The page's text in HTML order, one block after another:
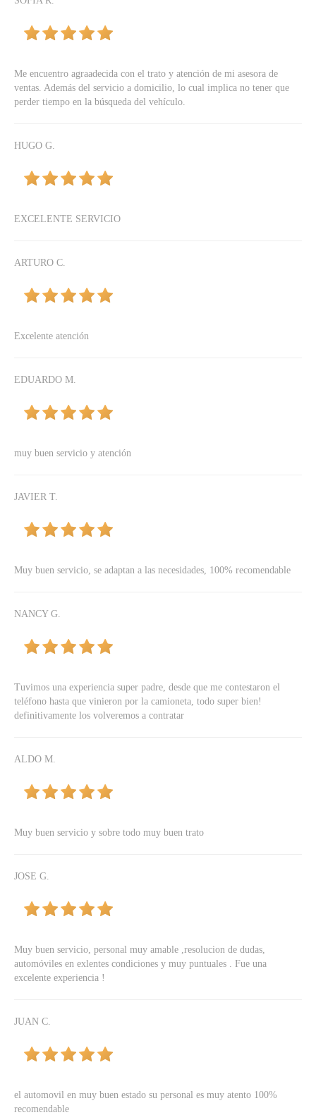
Me encuentro agraadecida con el trato y atención de mi asesora de
ventas. Además del servicio a domicilio, lo cual implica no tener que
perder tiempo en la búsqueda del vehículo.
HUGO G.
EXCELENTE SERVICIO
ARTURO C.
Excelente atención
EDUARDO M.
muy buen servicio y atención
JAVIER T.
Muy buen servicio, se adaptan a las necesidades, 100% recomendable
NANCY G.
Tuvimos una experiencia super padre, desde que me contestaron el
teléfono hasta que vinieron por la camioneta, todo super bien!
definitivamente los volveremos a contratar
ALDO M.
Muy buen servicio y sobre todo muy buen trato
JOSE G.
Muy buen servicio, personal muy amable ,resolucion de dudas,
automóviles en exlentes condiciones y muy puntuales . Fue una
excelente experiencia !
JUAN C.
el automovil en muy buen estado su personal es muy atento 100%
recomendable